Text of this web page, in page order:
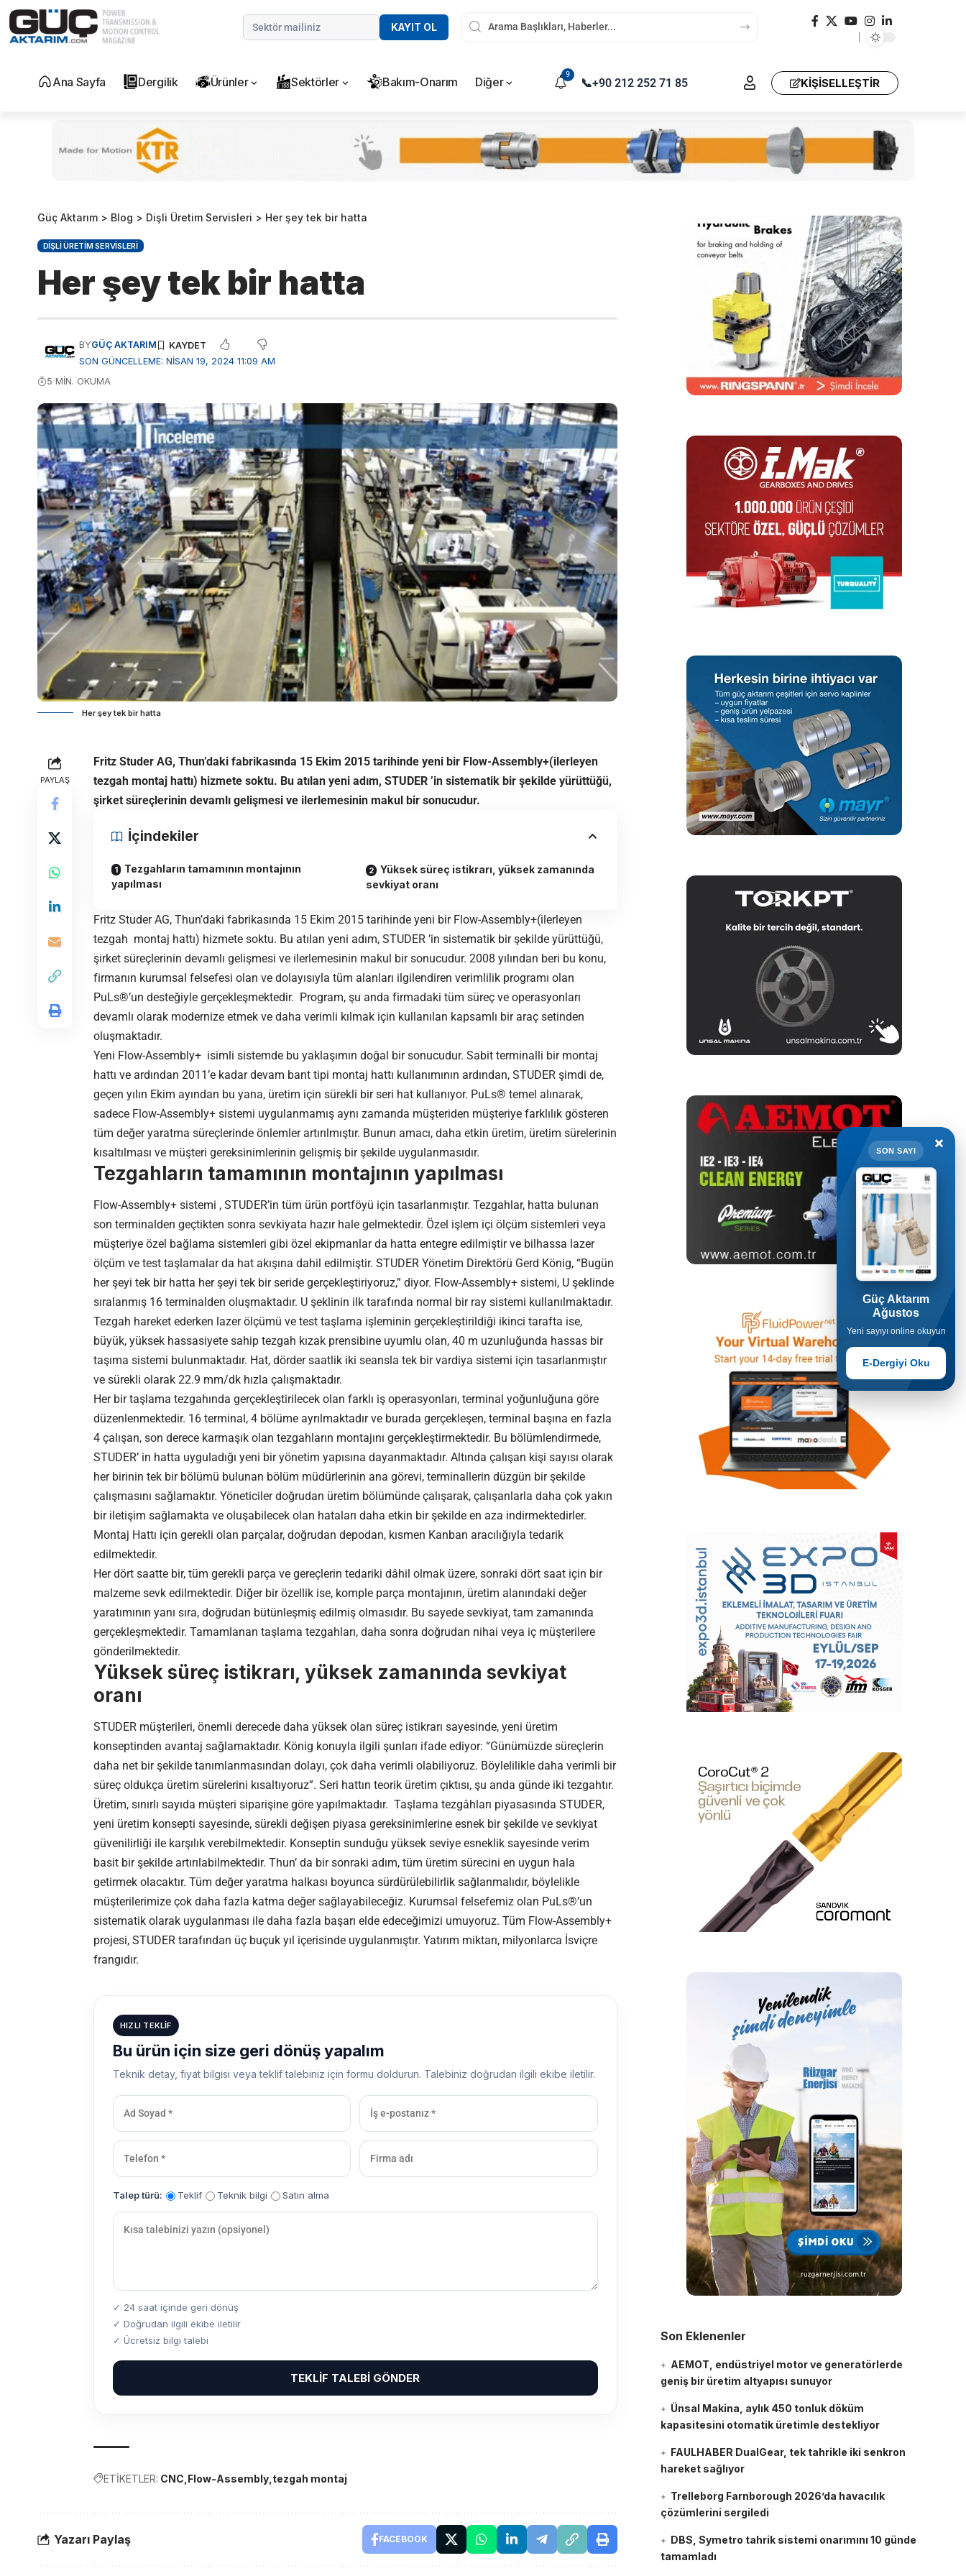
KAYIT OL
Ana Sayfa Dergilik Ürünler Sektörler Bakım-Onarım Diğer
9
📞+90 212 252 71 85 KIŞISELLEŞTIR
Güç Aktarım > Blog > Dişli Üretim Servisleri > Her şey tek bir hatta
DIŞLI ÜRETIM SERVISLERI
Her şey tek bir hatta
SON GÜNCELLEME: NISAN 19, 2024 11:09 AM
BYGÜÇ AKTARIM
5 MIN. OKUMA
Her şey tek bir hatta
PAYLAŞ
Fritz Studer AG, Thun’daki fabrikasında 15 Ekim 2015 tarihinde yeni bir Flow-Assembly+(ilerleyen
tezgah montaj hattı) hizmete soktu. Bu atılan yeni adım, STUDER ’in sistematik bir şekilde yürüttüğü,
şirket süreçlerinin devamlı gelişmesi ve ilerlemesinin makul bir sonucudur.
İçindekiler
Tezgahların tamamının montajının
yapılması
Yüksek süreç istikrarı, yüksek zamanında
sevkiyat oranı
Fritz Studer AG, Thun’daki fabrikasında 15 Ekim 2015 tarihinde yeni bir Flow-Assembly+(ilerleyen
tezgah montaj hattı) hizmete soktu. Bu atılan yeni adım, STUDER ’in sistematik bir şekilde yürüttüğü,
şirket süreçlerinin devamlı gelişmesi ve ilerlemesinin makul bir sonucudur. 2008 yılından beri bu konu,
firmanın kurumsal felsefesi olan ve dolayısıyla tüm alanları ilgilendiren verimlilik programı olan
PuLs®’un desteğiyle gerçekleşmektedir. Program, şu anda firmadaki tüm süreç ve operasyonları
devamlı olarak modernize etmek ve daha verimli kılmak için kullanılan kapsamlı bir araç setinden
oluşmaktadır.
Yeni Flow-Assembly+ isimli sistemde bu yaklaşımın doğal bir sonucudur. Sabit terminalli bir montaj
hattı ve ardından 2011’e kadar devam bant tipi montaj hattı kullanımının ardından, STUDER şimdi de,
geçen yılın Ekim ayından bu yana, üretim için sürekli bir seri hat kullanıyor. PuLs® temel alınarak,
sadece Flow-Assembly+ sistemi uygulanmamış aynı zamanda müşteriden müşteriye farklılık gösteren
tüm değer yaratma süreçlerinde önlemler artırılmıştır. Bunun amacı, daha etkin üretim, üretim sürelerinin
kısaltılması ve müşteri gereksinimlerinin gelişmiş bir şekilde uygulanmasıdır.
Tezgahların tamamının montajının yapılması
Flow-Assembly+ sistemi , STUDER’in tüm ürün portföyü için tasarlanmıştır. Tezgahlar, hatta bulunan
son terminalden geçtikten sonra sevkiyata hazır hale gelmektedir. Özel işlem içi ölçüm sistemleri veya
müşteriye özel bağlama sistemleri gibi özel ekipmanlar da hatta entegre edilmiştir ve bilhassa lazer
ölçüm ve test taşlamalar da hat akışına dahil edilmiştir. STUDER Yönetim Direktörü Gerd König, “Bugün
her şeyi tek bir hatta her şeyi tek bir seride gerçekleştiriyoruz,” diyor. Flow-Assembly+ sistemi, U şeklinde
sıralanmış 16 terminalden oluşmaktadır. U şeklinin ilk tarafında normal bir ray sistemi kullanılmaktadır.
Tezgah hareket ederken lazer ölçümü ve test taşlama işleminin gerçekleştirildiği ikinci tarafta ise,
büyük, yüksek hassasiyete sahip tezgah kızak prensibine uyumlu olan, 40 m uzunluğunda hassas bir
taşıma sistemi bulunmaktadır. Hat, dörder saatlik iki seansla tek bir vardiya sistemi için tasarlanmıştır
ve sürekli olarak 22.9 mm/dk hızla çalışmaktadır.
Her bir taşlama tezgahında gerçekleştirilecek olan farklı iş operasyonları, terminal yoğunluğuna göre
düzenlenmektedir. 16 terminal, 4 bölüme ayrılmaktadır ve burada gerçekleşen, terminal başına en fazla
4 çalışan, son derece karmaşık olan tezgahların montajını gerçekleştirmektedir. Bu bölümlendirmede,
STUDER’ in hatta uyguladığı yeni bir yönetim yapısına dayanmaktadır. Altında çalışan kişi sayısı olarak
her birinin tek bir bölümü bulunan bölüm müdürlerinin ana görevi, terminallerin düzgün bir şekilde
çalışmasını sağlamaktır. Yöneticiler doğrudan üretim bölümünde çalışarak, çalışanlarla daha çok yakın
bir iletişim sağlamakta ve oluşabilecek olan hataları daha etkin bir şekilde en aza indirmektedirler.
Montaj Hattı için gerekli olan parçalar, doğrudan depodan, kısmen Kanban aracılığıyla tedarik
edilmektedir.
Her dört saatte bir, tüm gerekli parça ve gereçlerin tedariki dâhil olmak üzere, sonraki dört saat için bir
malzeme sevk edilmektedir. Diğer bir özellik ise, komple parça montajının, üretim alanındaki değer
yaratımının yanı sıra, doğrudan bütünleşmiş edilmiş olmasıdır. Bu sayede sevkiyat, tam zamanında
gerçekleşmektedir. Tamamlanan taşlama tezgahları, daha sonra doğrudan nihai veya iç müşterilere
gönderilmektedir.
Yüksek süreç istikrarı, yüksek zamanında sevkiyat
oranı
STUDER müşterileri, önemli derecede daha yüksek olan süreç istikrarı sayesinde, yeni üretim
konseptinden avantaj sağlamaktadır. König konuyla ilgili şunları ifade ediyor: “Günümüzde süreçlerin
daha net bir şekilde tanımlanmasından dolayı, çok daha verimli olabiliyoruz. Böylelilikle daha verimli bir
süreç oldukça üretim sürelerini kısaltıyoruz”. Seri hattın teorik üretim çıktısı, şu anda günde iki tezgahtır.
Üretim, sınırlı sayıda müşteri siparişine göre yapılmaktadır. Taşlama tezgâhları piyasasında STUDER,
yeni üretim konsepti sayesinde, sürekli değişen piyasa gereksinimlerine esnek bir şekilde ve sevkiyat
güvenilirliği ile karşılık verebilmektedir. Konseptin sunduğu yüksek seviye esneklik sayesinde verim
basit bir şekilde artırılabilmektedir. Thun’ da bir sonraki adım, tüm üretim sürecini en uygun hala
getirmek olacaktır. Tüm değer yaratma halkası boyunca sürdürülebilirlik sağlanmalıdır, böylelikle
müşterilerimize çok daha fazla katma değer sağlayabileceğiz. Kurumsal felsefemiz olan PuLs®’un
sistematik olarak uygulanması ile daha fazla başarı elde edeceğimizi umuyoruz. Tüm Flow-Assembly+
projesi, STUDER tarafından üç buçuk yıl içerisinde uygulanmıştır. Yatırım miktarı, milyonlarca İsviçre
frangıdır.
HIZLI TEKLIF
Bu ürün için size geri dönüş yapalım
Teknik detay, fiyat bilgisi veya teklif talebiniz için formu doldurun. Talebiniz doğrudan ilgili ekibe iletilir.
Talep türü: Teklif Teknik bilgi Satın alma
✓ 24 saat içinde geri dönüş
✓ Doğrudan ilgili ekibe iletilir
✓ Ücretsiz bilgi talebi
TEKLIF TALEBI GÖNDER
ETİKETLER: CNC Flow-Assembly tezgah montaj
Yazarı Paylaş FACEBOOK
Son Eklenenler
AEMOT, endüstriyel motor ve generatörlerde
geniş bir üretim altyapısı sunuyor
Ünsal Makina, aylık 450 tonluk döküm
kapasitesini otomatik üretimle destekliyor
FAULHABER DualGear, tek tahrikle iki senkron
hareket sağlıyor
Trelleborg Farnborough 2026’da havacılık
çözümlerini sergiledi
DBS, Symetro tahrik sistemi onarımını 10 günde
tamamladı
×
SON SAYI
Güç Aktarım
Ağustos
Yeni sayıyı online okuyun
E-Dergiyi Oku